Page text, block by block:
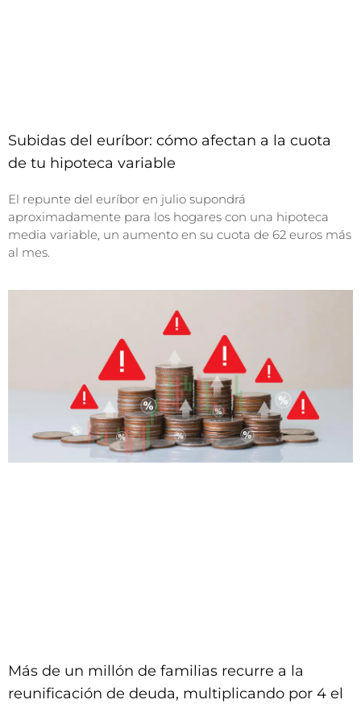
Subidas del euríbor: cómo afectan a la cuota
de tu hipoteca variable
El repunte del euríbor en julio supondrá
aproximadamente para los hogares con una hipoteca
media variable, un aumento en su cuota de 62 euros más
al mes.
Más de un millón de familias recurre a la
reunificación de deuda, multiplicando por 4 el